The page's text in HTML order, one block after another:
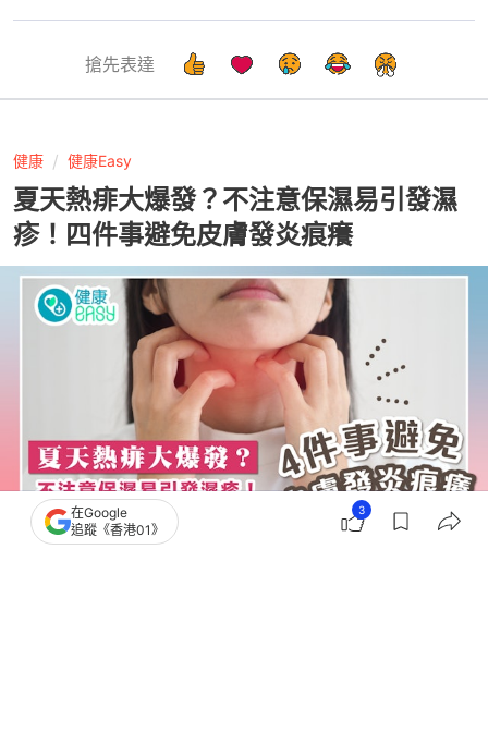
搶先表達
健康 健康Easy
夏天熱痱大爆發？不注意保濕易引發濕
疹！四件事避免皮膚發炎痕癢
撰文：健康Easy
在Google
追蹤《香港01》
3